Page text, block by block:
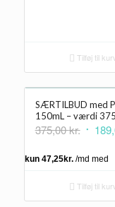
Tilføj til
SÆRTILBUD med
150mL – værdi
375,00kr. Den
pris
var:
Tilføj til